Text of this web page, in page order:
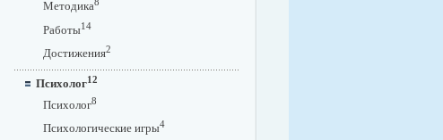
Методика
Работы14
Достижения2
Психолог12
Психолог8
Психологические игры4